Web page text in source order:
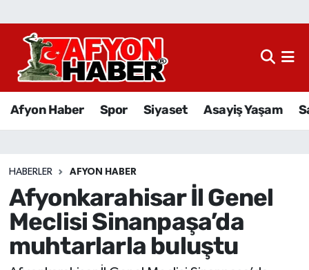
Afyon Haber Spor Siyaset Asayiş Yaşam
HABERLER AFYON HABER
Afyonkarahisar İl Genel
Meclisi Sinanpaşa’da
muhtarlarla buluştu
Afyon Haber
Sağlık
Eğitim
Sivil Toplum